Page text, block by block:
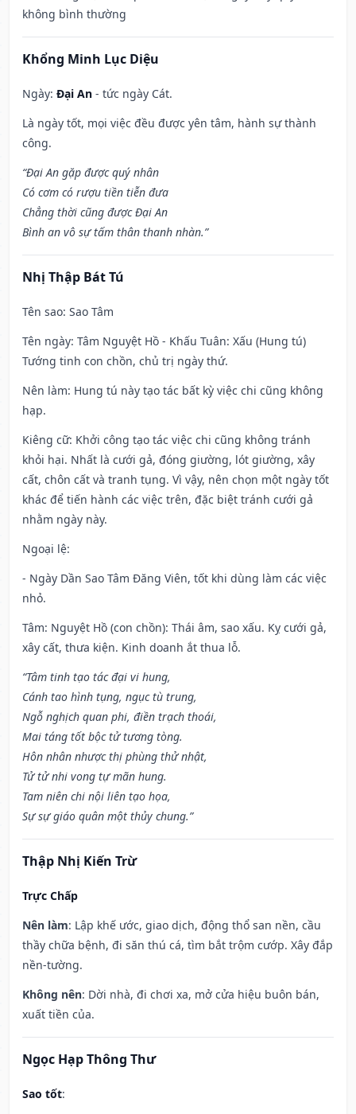
không bình thường
Khổng Minh Lục Diệu
Ngày: Đại An - tức ngày Cát.
Là ngày tốt, mọi việc đều được yên tâm, hành sự thành
công.
“Đại An gặp được quý nhân
Có cơm có rượu tiền tiễn đưa
Chẳng thời cũng được Đại An
Bình an vô sự tấm thân thanh nhàn.”
Nhị Thập Bát Tú
Tên sao: Sao Tâm
Tên ngày: Tâm Nguyệt Hồ - Khấu Tuân: Xấu (Hung tú)
Tướng tinh con chồn, chủ trị ngày thứ.
Nên làm: Hung tú này tạo tác bất kỳ việc chi cũng không
hạp.
Kiêng cữ: Khởi công tạo tác việc chi cũng không tránh
khỏi hại. Nhất là cưới gả, đóng giường, lót giường, xây
cất, chôn cất và tranh tụng. Vì vậy, nên chọn một ngày tốt
khác để tiến hành các việc trên, đặc biệt tránh cưới gả
nhằm ngày này.
Ngoại lệ:
- Ngày Dần Sao Tâm Đăng Viên, tốt khi dùng làm các việc
nhỏ.
Tâm: Nguyệt Hồ (con chồn): Thái âm, sao xấu. Kỵ cưới gả,
xây cất, thưa kiện. Kinh doanh ắt thua lỗ.
“Tâm tinh tạo tác đại vi hung,
Cánh tao hình tụng, ngục tù trung,
Ngỗ nghịch quan phi, điền trạch thoái,
Mai táng tốt bộc tử tương tòng.
Hôn nhân nhược thị phùng thử nhật,
Tử tử nhi vong tự mãn hung.
Tam niên chi nội liên tạo họa,
Sự sự giáo quân một thủy chung.”
Thập Nhị Kiến Trừ
Trực Chấp
Nên làm: Lập khế ước, giao dịch, động thổ san nền, cầu
thầy chữa bệnh, đi săn thú cá, tìm bắt trộm cướp. Xây đắp
nền-tường.
Không nên: Dời nhà, đi chơi xa, mở cửa hiệu buôn bán,
xuất tiền của.
Ngọc Hạp Thông Thư
Sao tốt: